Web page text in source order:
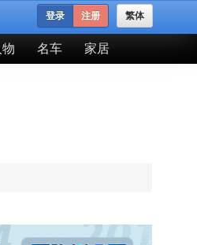
繁体
登录 注册
物 名车 家居